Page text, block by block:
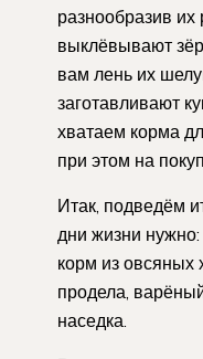
разнообразив
выклёвывают
вам лень их
заготавливают
хватаем корма
при этом на
Итак, подведём
дни жизни нужно:
корм из овсяных
продела,
наседка.